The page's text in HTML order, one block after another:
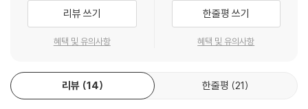
--- p.134, 「4강 기회 - ‘운이 좋다’고 말하는 사람이 진짜 운 좋은 사람입
니다」 중에서
자식한테 ‘남들의 눈에 튀지 않게 조심하라.’고 가르쳐왔죠. 이래서 꽃이 잡
초로 자랄 수밖에 없는 겁니다. 어른들은 ‘튀어서는 안 된다.’고 말했는지
지 않는 경향이 있다. 운을 바라는 행위를 땀 흘리지 않고 쉽게 결과를 얻으
려는 도둑놈 심보쯤으로 여기는 것이다. 그러나 운이란 노력 없이 대가만
바라는 요행수나 사행심이 아니다. 운 또한, 한 치 앞을 내다보지 못하는 인
사실 따지고 보면 정말 말 그대로 순전히 운이 좋은 경우는 별로 없다. 운이
리뷰 쓰기
혜택 및 유의사항
한줄평 쓰기
혜택 및 유의사항
리뷰 14 한줄평 21